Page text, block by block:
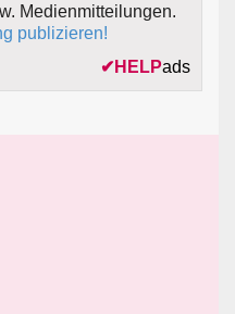
Medienmitteilungen.
publizieren!
✔ HELPads